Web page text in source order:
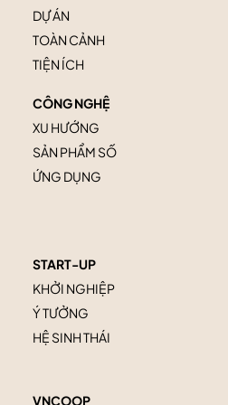
DỰ ÁN
TOÀN CẢNH
TIỆN ÍCH
CÔNG NGHỆ
XU HƯỚNG
SẢN PHẨM SỐ
ỨNG DỤNG
START-UP
KHỞI NGHIỆP
Ý TƯỞNG
HỆ SINH THÁI
VNCOOP